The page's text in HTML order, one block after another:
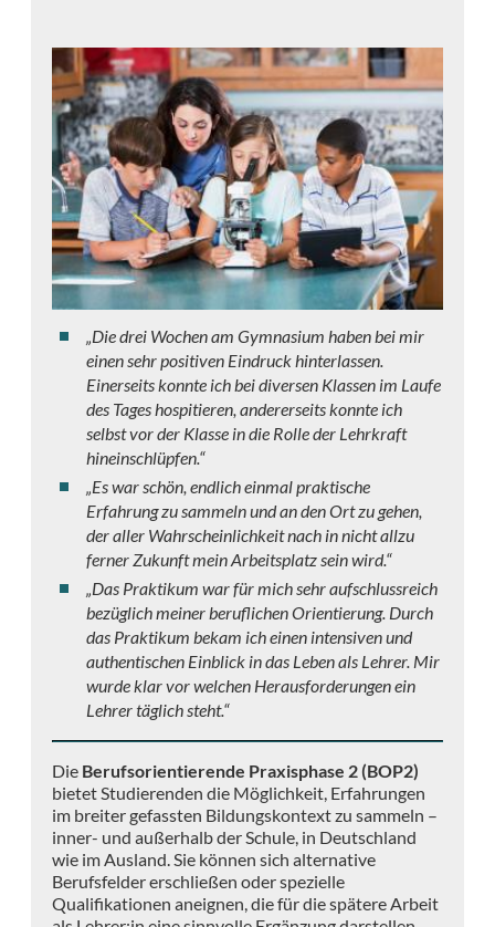
„Die drei Wochen am Gymnasium haben bei mir
einen sehr positiven Eindruck hinterlassen.
Einerseits konnte ich bei diversen Klassen im Laufe
des Tages hospitieren, andererseits konnte ich
selbst vor der Klasse in die Rolle der Lehrkraft
hineinschlüpfen.“
„Es war schön, endlich einmal praktische
Erfahrung zu sammeln und an den Ort zu gehen,
der aller Wahrscheinlichkeit nach in nicht allzu
ferner Zukunft mein Arbeitsplatz sein wird.“
„Das Praktikum war für mich sehr aufschlussreich
bezüglich meiner beruflichen Orientierung. Durch
das Praktikum bekam ich einen intensiven und
authentischen Einblick in das Leben als Lehrer. Mir
wurde klar vor welchen Herausforderungen ein
Lehrer täglich steht.“
Die Berufsorientierende Praxisphase 2 (BOP2)
bietet Studierenden die Möglichkeit, Erfahrungen
im breiter gefassten Bildungskontext zu sammeln –
inner- und außerhalb der Schule, in Deutschland
wie im Ausland. Sie können sich alternative
Berufsfelder erschließen oder spezielle
Qualifikationen aneignen, die für die spätere Arbeit